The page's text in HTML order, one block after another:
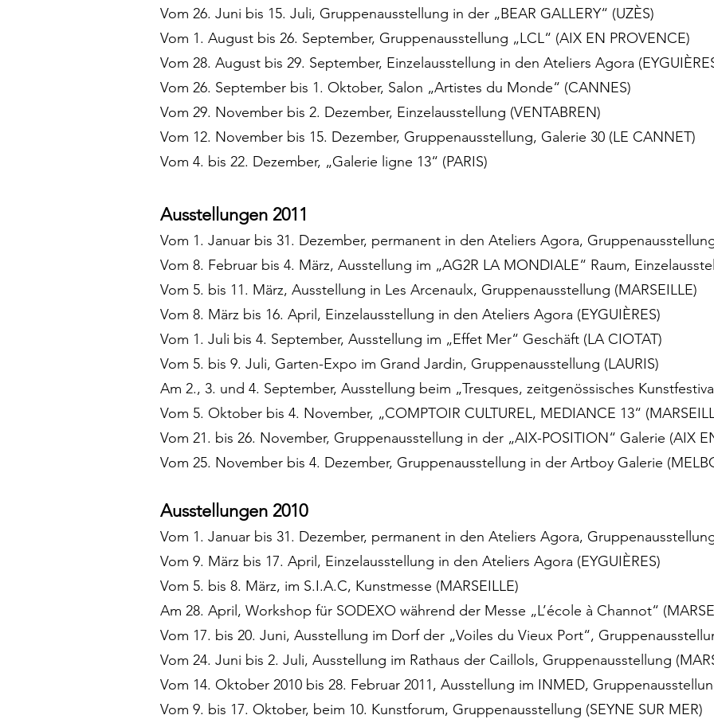
Vom 26. Juni bis 15. Juli, Gruppenausstellung in der „BEAR GALLERY“ (UZÈS)
Vom 1. August bis 26. September, Gruppenausstellung „LCL“ (AIX EN PROVENCE)
Vom 28. August bis 29. September, Einzelausstellung in den Ateliers Agora
Vom 26. September bis 1. Oktober, Salon „Artistes du Monde“ (CANNES)
Vom 29. November bis 2. Dezember, Einzelausstellung (VENTABREN)
Vom 12. November bis 15. Dezember, Gruppenausstellung, Galerie 30 (LE CANNET)
Vom 4. bis 22. Dezember, „Galerie ligne 13“ (PARIS)
Ausstellungen 2011
Vom 1. Januar bis 31. Dezember, permanent in den Ateliers Agora, Gruppenausstellung
Vom 8. Februar bis 4. März, Ausstellung im „AG2R LA MONDIALE“ Raum,
Vom 5. bis 11. März, Ausstellung in Les Arcenaulx, Gruppenausstellung (MARSEILLE)
Vom 8. März bis 16. April, Einzelausstellung in den Ateliers Agora (EYGUIÈRES)
Vom 1. Juli bis 4. September, Ausstellung im „Effet Mer“ Geschäft (LA CIOTAT)
Vom 5. bis 9. Juli, Garten-Expo im Grand Jardin, Gruppenausstellung (LAURIS)
Am 2., 3. und 4. September, Ausstellung beim „Tresques, zeitgenössisches
Vom 5. Oktober bis 4. November, „COMPTOIR CULTUREL, MEDIANCE 13“
Vom 21. bis 26. November, Gruppenausstellung in der „AIX-POSITION“ Galerie (AIX
Vom 25. November bis 4. Dezember, Gruppenausstellung in der Artboy Galerie
Ausstellungen 2010
Vom 1. Januar bis 31. Dezember, permanent in den Ateliers Agora, Gruppenausstellung
Vom 9. März bis 17. April, Einzelausstellung in den Ateliers Agora (EYGUIÈRES)
Vom 5. bis 8. März, im S.I.A.C, Kunstmesse (MARSEILLE)
Am 28. April, Workshop für SODEXO während der Messe „L’école à Channot“
Vom 17. bis 20. Juni, Ausstellung im Dorf der „Voiles du Vieux Port“,
Vom 24. Juni bis 2. Juli, Ausstellung im Rathaus der Caillols, Gruppenausstellung
Vom 14. Oktober 2010 bis 28. Februar 2011, Ausstellung im INMED,
Vom 9. bis 17. Oktober, beim 10. Kunstforum, Gruppenausstellung (SEYNE SUR MER)